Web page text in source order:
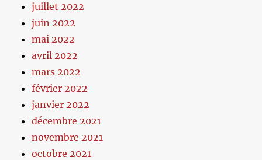
juillet 2022
juin 2022
mai 2022
avril 2022
mars 2022
février 2022
janvier 2022
décembre 2021
novembre 2021
octobre 2021